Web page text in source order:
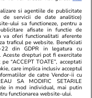
Advertorial
Înscrie-te
voucher de
si agentiile de publicitate
de servicii de date analitice)
ului sa functioneze, pentru a
afisate in functie de
oferi functionalitati aferente
traficul pe website. Beneficiati
din GDPR in legatura cu
Aceste drepturi pot fi exercitate
“ACCEPT TOATE”, acceptati
care implica inclusiv acceptul
de catre Vendor-ii cu
SA MODIFIC SETARILE
in mod individual, mai putin
functionarea website-ului.